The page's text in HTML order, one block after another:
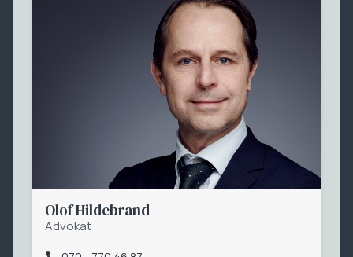
Olof Hildebrand
Advokat